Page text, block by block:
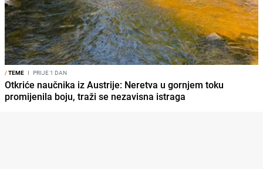
/TEME I PRIJE 1 DAN
Otkriće naučnika iz Austrije: Neretva u gornjem toku
promijenila boju, traži se nezavisna istraga